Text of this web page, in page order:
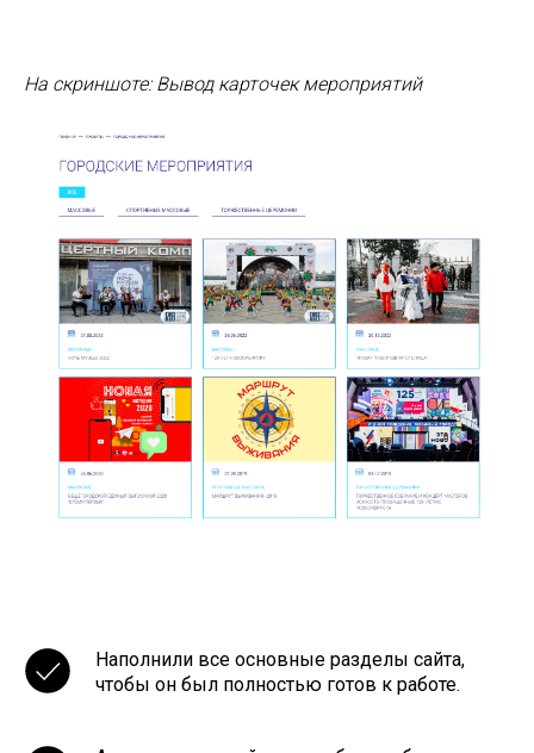
На скриншоте: Вывод карточек мероприятий
Наполнили все основные разделы сайта,
чтобы он был полностью готов к работе.